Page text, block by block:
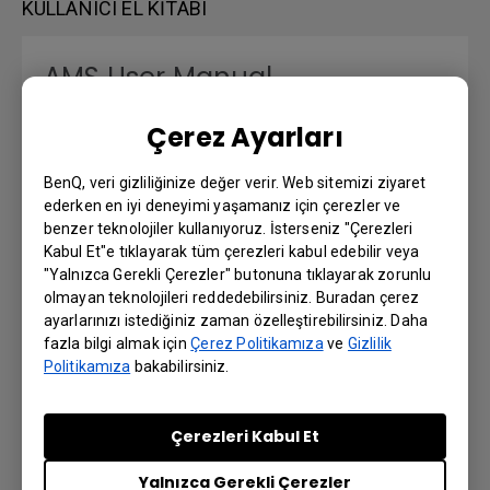
Çerez Ayarları
BenQ, veri gizliliğinize değer verir. Web sitemizi ziyaret
ederken en iyi deneyimi yaşamanız için çerezler ve
benzer teknolojiler kullanıyoruz. İsterseniz "Çerezleri
Kabul Et"e tıklayarak tüm çerezleri kabul edebilir veya
"Yalnızca Gerekli Çerezler" butonuna tıklayarak zorunlu
olmayan teknolojileri reddedebilirsiniz. Buradan çerez
ayarlarınızı istediğiniz zaman özelleştirebilirsiniz. Daha
fazla bilgi almak içinÇerez Politikamıza veGizlilik
Politikamıza bakabilirsiniz.
Yalnızca Gerekli Çerezler
Çerezleri Kabul Et
KULLANICI EL KITABI
AMS User Manual
Önizleme | İndir
DMS Local User Manual
Dil: English